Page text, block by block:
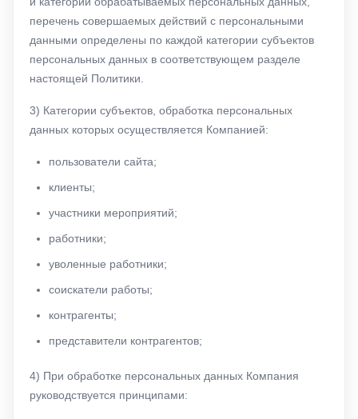
перечень совершаемых действий с персональными
данными определены по каждой категории субъектов
персональных данных в соответствующем разделе
настоящей Политики.
3) Категории субъектов, обработка персональных
данных которых осуществляется Компанией:
пользователи сайта;
клиенты;
участники мероприятий;
работники;
уволенные работники;
соискатели работы;
контрагенты;
представители контрагентов;
4) При обработке персональных данных Компания
руководствуется принципами: